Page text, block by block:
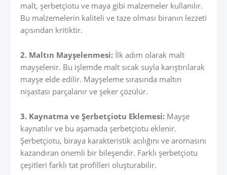
malt, şerbetçiotu ve maya gibi malzemeler kullanılır.
Bu malzemelerin kaliteli ve taze olması biranın lezzeti
açısından kritiktir.
2. Maltın Mayşelenmesi: İlk adım olarak malt
mayşelenir. Bu işlemde malt sıcak suyla karıştırılarak
mayşe elde edilir. Mayşeleme sırasında maltın
nişastası parçalanır ve şeker çözülür.
3. Kaynatma ve Şerbetçiotu Eklemesi: Mayşe
kaynatılır ve bu aşamada şerbetçiotu eklenir.
Şerbetçiotu, biraya karakteristik acılığını ve aromasını
kazandıran önemli bir bileşendir. Farklı şerbetçiotu
çeşitleri farklı tat profilleri oluşturabilir.